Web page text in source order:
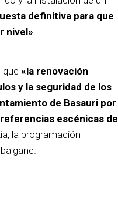
definitiva para que
nivel»
que «la renovación
y la seguridad de los
de Basauri por
escénicas de
la programación